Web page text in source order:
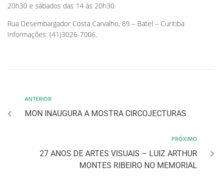
20h30 e sábados das 14 às 20h30.
Rua Desembargador Costa Carvalho, 89 – Batel – Curitiba
Informações: (41)3026-7006.
ANTERIOR
MON INAUGURA A MOSTRA CIRCOJECTURAS
PRÓXIMO
27 ANOS DE ARTES VISUAIS – LUIZ ARTHUR
MONTES RIBEIRO NO MEMORIAL